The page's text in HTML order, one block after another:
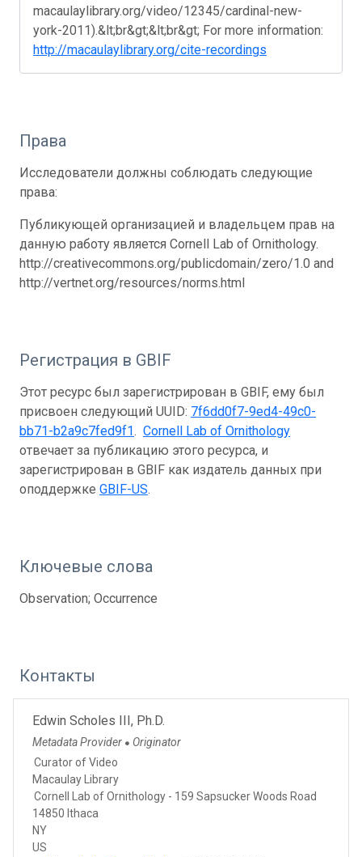
macaulaylibrary.org/video/12345/cardinal-new-
york-2011).&lt;br&gt;&lt;br&gt; For more information:
http://macaulaylibrary.org/cite-recordings
Права
Исследователи должны соблюдать следующие
права:
Публикующей организацией и владельцем прав на
данную работу является Cornell Lab of Ornithology.
http://creativecommons.org/publicdomain/zero/1.0 and
http://vertnet.org/resources/norms.html
Регистрация в GBIF
Этот ресурс был зарегистрирован в GBIF, ему был
присвоен следующий UUID: 7f6dd0f7-9ed4-49c0-
bb71-b2a9c7fed9f1. Cornell Lab of Ornithology
отвечает за публикацию этого ресурса, и
зарегистрирован в GBIF как издатель данных при
оподдержке GBIF-US.
Ключевые слова
Observation; Occurrence
Контакты
Edwin Scholes III, Ph.D.
Metadata Provider ● Originator
Curator of Video
Macaulay Library
Cornell Lab of Ornithology - 159 Sapsucker Woods Road
14850 Ithaca
NY
US